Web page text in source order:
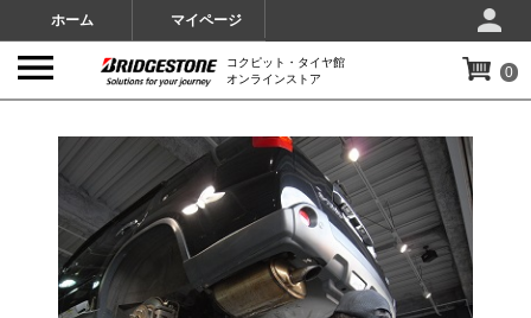
ホーム マイページ
コクピット・タイヤ館
オンラインストア
0